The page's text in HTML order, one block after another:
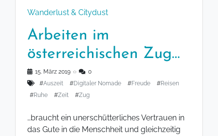
Wanderlust & Citydust
Arbeiten im
österreichischen Zug…
15. März 2019 ◌
0
#Auszeit #Digitaler Nomade #Freude #Reisen
#Ruhe #Zeit #Zug
…braucht ein unerschütterliches Vertrauen in
das Gute in die Menschheit und gleichzeitig